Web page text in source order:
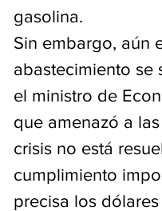
gasolina.
Sin embargo, aún
abastecimiento se
el ministro de
que amenazó a
crisis no está
cumplimiento
precisa los